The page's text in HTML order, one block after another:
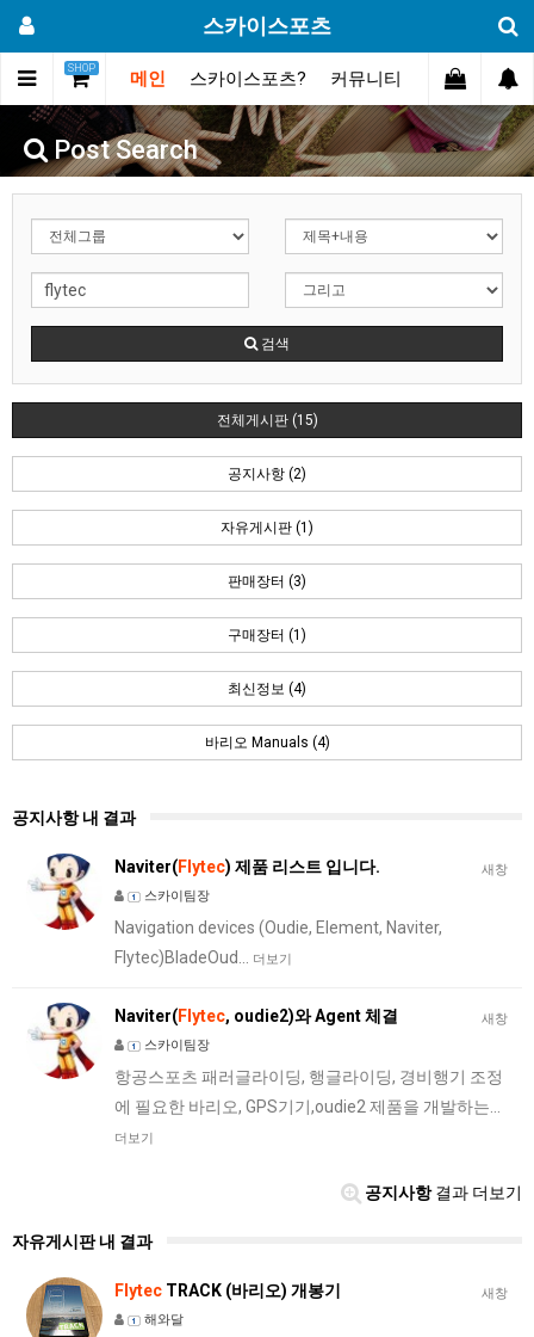
스카이스포츠
SHOP
메인 스카이스포츠? 커뮤니티 포토스토리
Post Search
검색
전체게시판 (15)
공지사항 (2)
자유게시판 (1)
판매장터 (3)
구매장터 (1)
최신정보 (4)
바리오 Manuals (4)
공지사항 내 결과
새창
Naviter(Flytec) 제품 리스트 입니다.
스카이팀장
Navigation devices (Oudie, Element, Naviter,
Flytec)BladeOud…
더보기
새창
Naviter(Flytec, oudie2)와 Agent 체결
스카이팀장
항공스포츠 패러글라이딩, 행글라이딩, 경비행기 조정
에 필요한 바리오, GPS기기,oudie2 제품을 개발하는…
더보기
공지사항결과 더보기
자유게시판 내 결과
새창
Flytec TRACK (바리오) 개봉기
해와달